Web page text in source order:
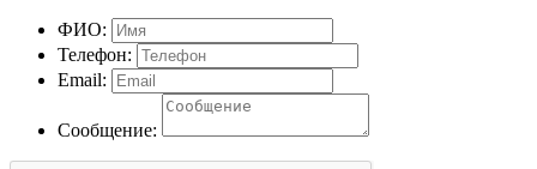
ФИО:
Телефон:
Email:
Сообщение: